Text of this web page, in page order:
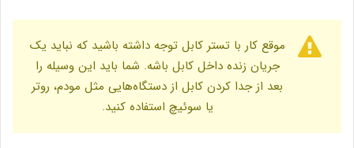
موقع کار با تستر کابل توجه داشته باشید که نباید یک
جریان زنده داخل کابل باشه. شما باید این وسیله را
بعد از جدا کردن کابل از دستگاه‌هایی مثل مودم، روتر
یا سوئیچ استفاده کنید.